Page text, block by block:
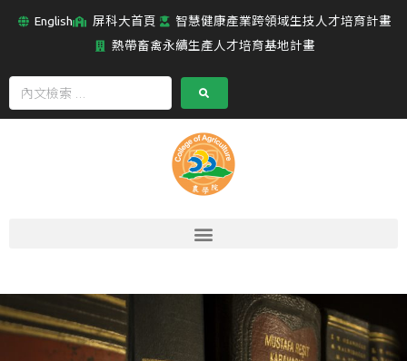
English 屏科大首頁
智慧健康產業跨領域生技人才培育計畫
熱帶畜禽永續生產人才培育基地計畫